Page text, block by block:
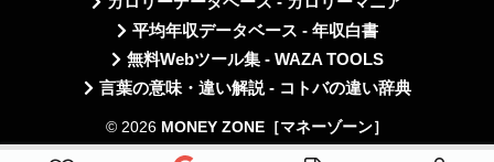
平均年収データベース - 年収白書
無料Webツール集 - WAZA TOOLS
言葉の意味・違い解説 - コトバの違い辞典
© 2026 MONEY ZONE［マネーゾーン］